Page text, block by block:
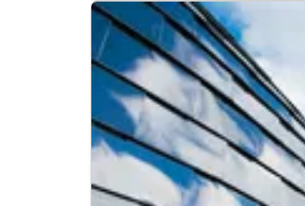
Wieder frei ab September
1 x Tagesticket für das Saunadorf
inkl. Nutzung von Sauna,
inkl. 1 Flasche Wasser bei Anreise auf
inkl. Parkplatz
inkl. WLAN